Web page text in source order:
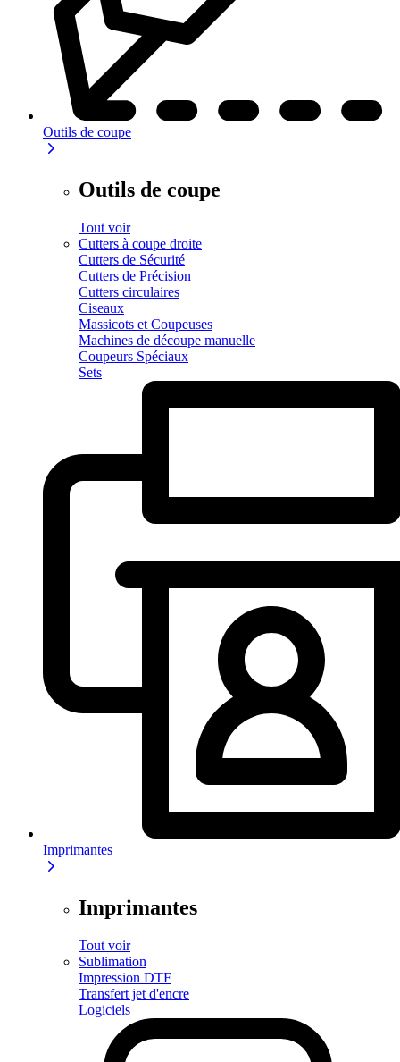
Outils de coupe
Outils de coupe
Tout voir
Cutters à coupe droite
Cutters de Sécurité
Cutters de Précision
Cutters circulaires
Ciseaux
Massicots et Coupeuses
Machines de découpe manuelle
Coupeurs Spéciaux
Sets
Imprimantes
Imprimantes
Tout voir
Sublimation
Impression DTF
Transfert jet d'encre
Logiciels